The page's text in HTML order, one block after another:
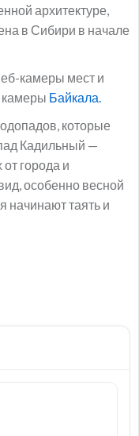
архитектуре,
в Сибири в начале
камеры мест и
камеры Байкала.
которые
Кадильный —
города и
особенно весной
начинают таять и